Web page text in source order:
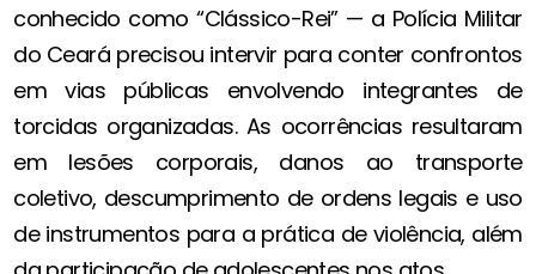
conhecido como “Clássico-Rei” — a Polícia Militar
do Ceará precisou intervir para conter confrontos
em vias públicas envolvendo integrantes de
torcidas organizadas. As ocorrências resultaram
em lesões corporais, danos ao transporte
coletivo, descumprimento de ordens legais e uso
de instrumentos para a prática de violência, além